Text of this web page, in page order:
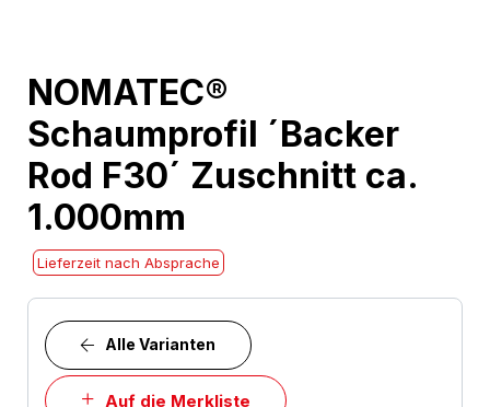
to
the
of
the
images
gallery
NOMATEC®
Schaumprofil ´Backer
Rod F30´ Zuschnitt ca.
1.000mm
Lieferzeit nach Absprache
Auf die Merkliste
Alle Varianten